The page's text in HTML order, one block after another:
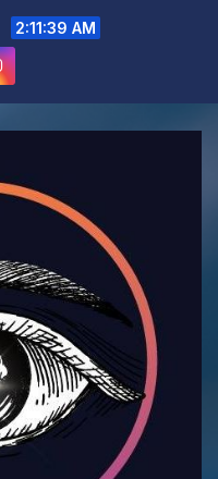
2:11:41 AM